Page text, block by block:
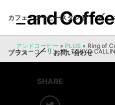
カフェ・コーヒースタンド
プラス お問い合わせ
アンドコーヒー » PLUS » Ring of
キョーコーリング – TOKYO
SHARE